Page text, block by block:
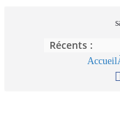
Récents :
Accueil